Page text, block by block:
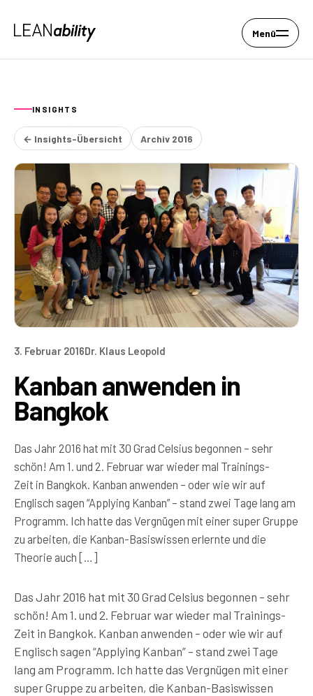
Menü
INSIGHTS
← Insights-Übersicht Archiv 2016
3. Februar 2016Dr. Klaus Leopold
Kanban anwenden in
Bangkok
Das Jahr 2016 hat mit 30 Grad Celsius begonnen – sehr
schön! Am 1. und 2. Februar war wieder mal Trainings-
Zeit in Bangkok. Kanban anwenden – oder wie wir auf
Englisch sagen “Applying Kanban” – stand zwei Tage lang am
Programm. Ich hatte das Vergnügen mit einer super Gruppe
zu arbeiten, die Kanban-Basiswissen erlernte und die
Theorie auch […]
Das Jahr 2016 hat mit 30 Grad Celsius begonnen – sehr
schön! Am 1. und 2. Februar war wieder mal Trainings-
Zeit in Bangkok. Kanban anwenden – oder wie wir auf
Englisch sagen “Applying Kanban” – stand zwei Tage
lang am Programm. Ich hatte das Vergnügen mit einer
super Gruppe zu arbeiten, die Kanban-Basiswissen